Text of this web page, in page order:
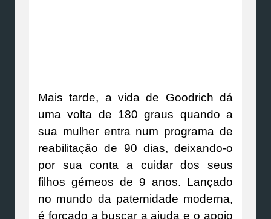
Mais tarde, a vida de Goodrich dá
uma volta de 180 graus quando a
sua mulher entra num programa de
reabilitação de 90 dias, deixando-o
por sua conta a cuidar dos seus
filhos gémeos de 9 anos. Lançado
no mundo da paternidade moderna,
é forçado a buscar a ajuda e o apoio